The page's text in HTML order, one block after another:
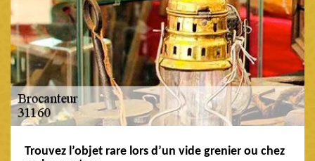
Trouvez l’objet rare lors d’un vide grenier ou chez